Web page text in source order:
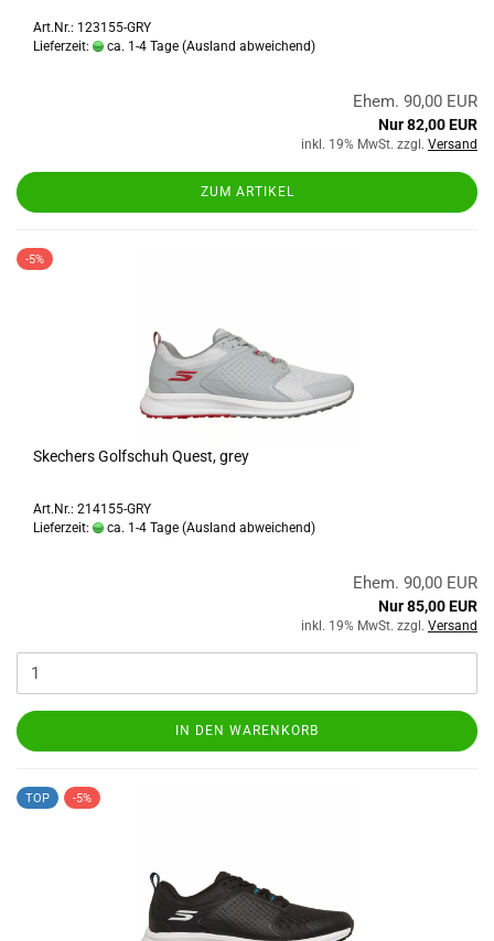
Art.Nr.: 123155-GRY
Lieferzeit:
ca. 1-4 Tage (Ausland abweichend)
Ehem. 90,00 EUR
Nur 82,00 EUR
inkl. 19% MwSt. zzgl. Versand
ZUM ARTIKEL
-5%
Skechers Golfschuh Quest, grey
Art.Nr.: 214155-GRY
Lieferzeit:
ca. 1-4 Tage (Ausland abweichend)
Ehem. 90,00 EUR
Nur 85,00 EUR
inkl. 19% MwSt. zzgl. Versand
IN DEN WARENKORB
TOP -5%